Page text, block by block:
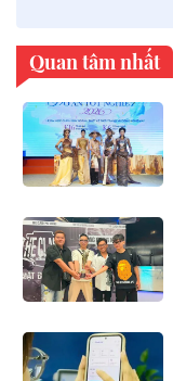
Quan tâm nhất